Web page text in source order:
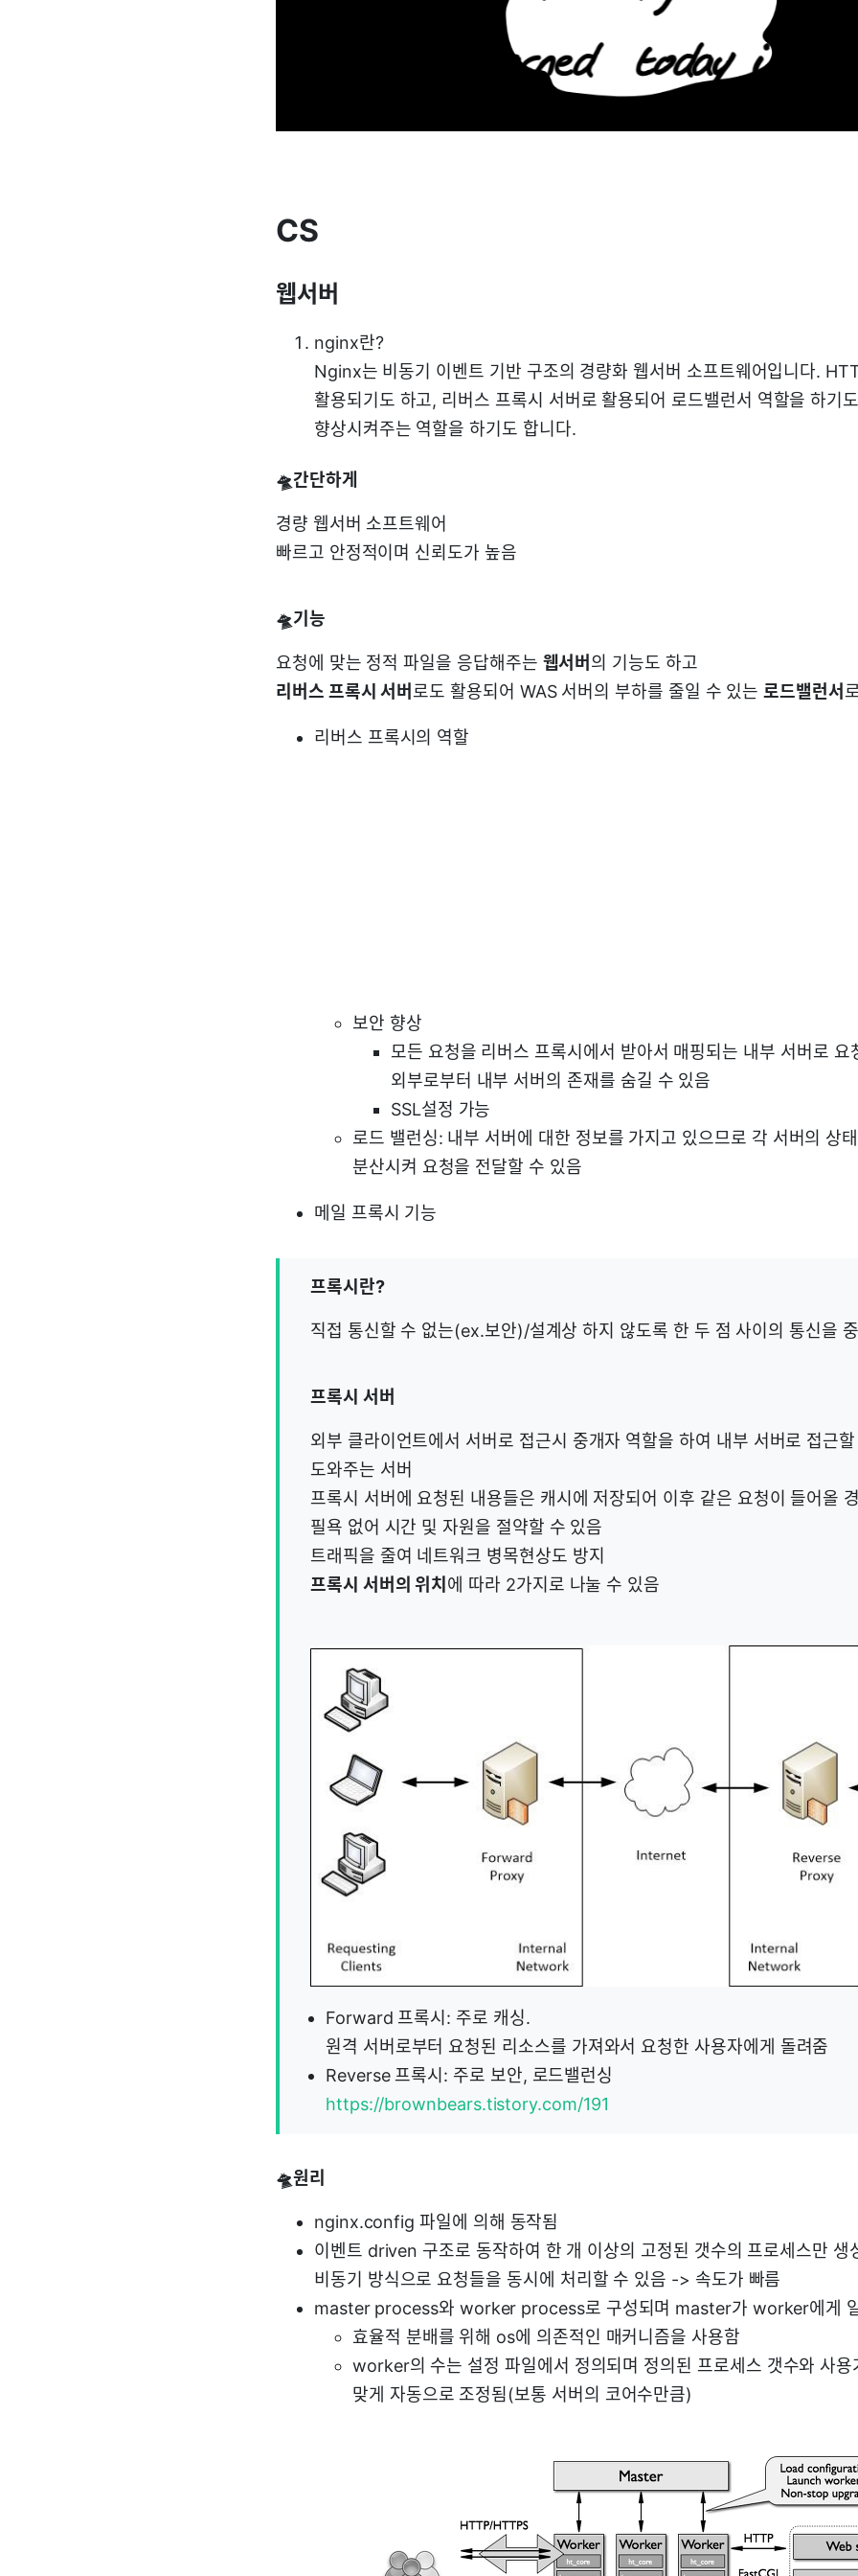
CS
웹서버
nginx란?
Nginx는 비동기 이벤트 기반 구조의 경량화 웹서버 소프트웨어입니다.
활용되기도 하고, 리버스 프록시 서버로 활용되어 로드밸런서 역할을 하기
향상시켜주는 역할을 하기도 합니다.
🛸간단하게
경량 웹서버 소프트웨어
빠르고 안정적이며 신뢰도가 높음
🛸기능
요청에 맞는 정적 파일을 응답해주는 웹서버 의 기능도 하고
리버스 프록시 서버로도 활용되어 WAS 서버의 부하를 줄일 수 있는로드밸런서
리버스 프록시의 역할
보안 향상
모든 요청을 리버스 프록시에서 받아서 매핑되는 내부 서버로 요
외부로부터 내부 서버의 존재를 숨길 수 있음
SSL설정 가능
로드 밸런싱: 내부 서버에 대한 정보를 가지고 있으므로 각 서버의 상
분산시켜 요청을 전달할 수 있음
메일 프록시 기능
프록시란?
직접 통신할 수 없는(ex.보안)/설계상 하지 않도록 한 두 점 사이의 통신을
프록시 서버
외부 클라이언트에서 서버로 접근시 중개자 역할을 하여 내부 서버로 접근
도와주는 서버
프록시 서버에 요청된 내용들은 캐시에 저장되어 이후 같은 요청이 들어올
필욕 없어 시간 및 자원을 절약할 수 있음
트래픽을 줄여 네트워크 병목현상도 방지
프록시 서버의 위치 에 따라 2가지로 나눌 수 있음
Forward 프록시: 주로 캐싱.
원격 서버로부터 요청된 리소스를 가져와서 요청한 사용자에게 돌려줌
Reverse 프록시: 주로 보안, 로드밸런싱
https://brownbears.tistory.com/191
🛸원리
nginx.config 파일에 의해 동작됨
이벤트 driven 구조로 동작하여 한 개 이상의 고정된 갯수의 프로세스만 생
비동기 방식으로 요청들을 동시에 처리할 수 있음 -> 속도가 빠름
master process와 worker process로 구성되며 master가 worker에게
효율적 분배를 위해 os에 의존적인 매커니즘을 사용함
worker의 수는 설정 파일에서 정의되며 정의된 프로세스 갯수와 사용
맞게 자동으로 조정됨(보통 서버의 코어수만큼)